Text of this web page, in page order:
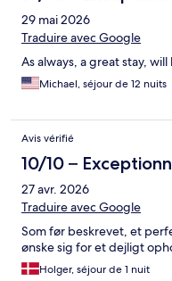
29 mai 2026
Traduire avec Google
As always, a great stay,
Michael, séjour de 12 nuits
Avis vérifié
10/10 –
27 avr. 2026
Traduire avec Google
Som før beskrevet, et
ønske sig for et dejligt
Holger, séjour de 1 nuit